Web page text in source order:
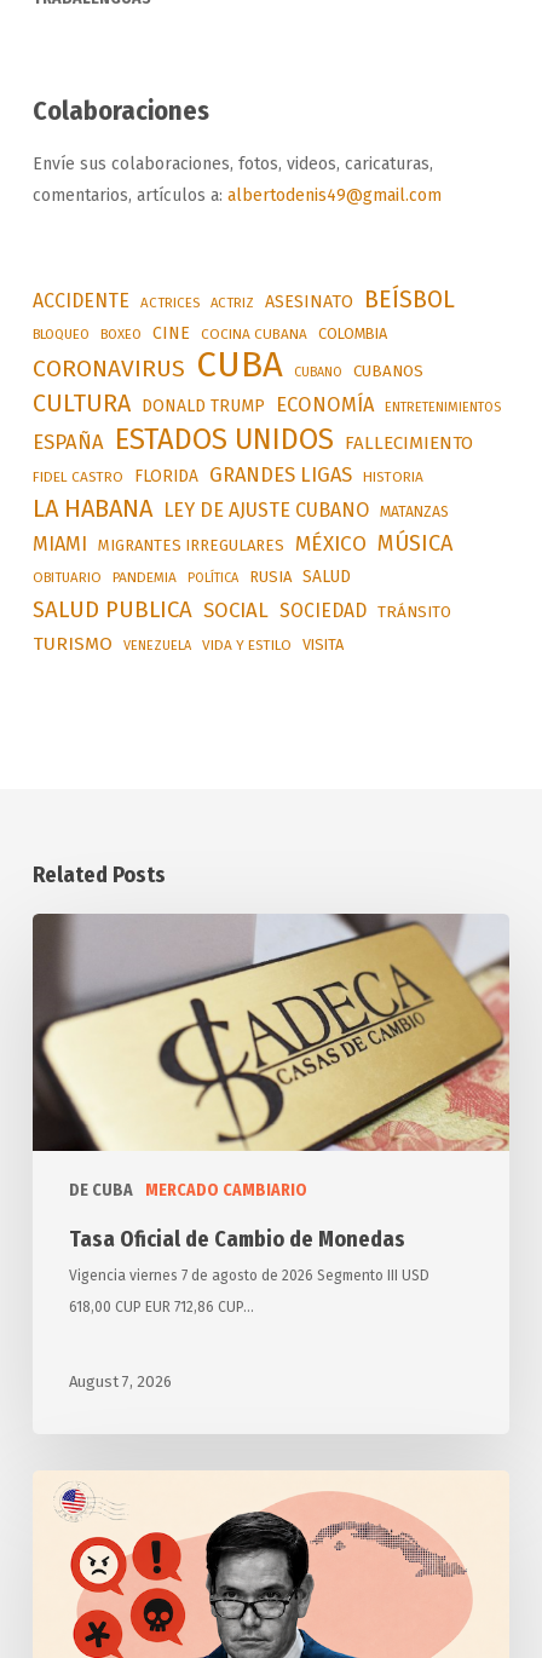
Colaboraciones
Envíe sus colaboraciones, fotos, videos, caricaturas,
comentarios, artículos a: albertodenis49@gmail.com
ACCIDENTE ACTRICES ACTRIZ ASESINATO BEÍSBOL
BLOQUEO BOXEO CINE COCINA CUBANA COLOMBIA
CORONAVIRUS CUBA CUBANO CUBANOS
CULTURA DONALD TRUMP ECONOMÍA ENTRETENIMIENTOS
ESPAÑA ESTADOS UNIDOS FALLECIMIENTO
FIDEL CASTRO FLORIDA GRANDES LIGAS HISTORIA
LA HABANA LEY DE AJUSTE CUBANO MATANZAS
MIAMI MIGRANTES IRREGULARES MÉXICO MÚSICA
OBITUARIO PANDEMIA POLÍTICA RUSIA SALUD
SALUD PUBLICA SOCIAL SOCIEDAD TRÁNSITO
TURISMO VENEZUELA VIDA Y ESTILO VISITA
Related Posts
DE CUBA MERCADO CAMBIARIO
Cambio
de
Monedas
Tasa Oficial de Cambio de Monedas
Vigencia viernes 7 de agosto de 2026 Segmento III USD
618,00 CUP EUR 712,86 CUP…
August 7, 2026
Anuncia
Estados
Unidos
medidas
punitivas